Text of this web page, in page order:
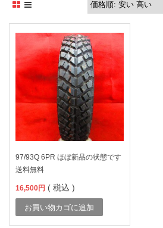
n
97/93Q 6PR ほぼ新品の状態です
送料無料
16,500円 ( 税込 )
お買い物カゴに追加